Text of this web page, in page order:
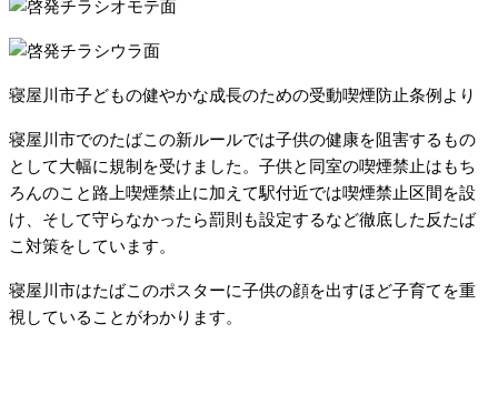
寝屋川市子どもの健やかな成長のための受動喫煙防止条例より
寝屋川市でのたばこの新ルールでは子供の健康を阻害するもの
として大幅に規制を受けました。子供と同室の喫煙禁止はもち
ろんのこと路上喫煙禁止に加えて駅付近では喫煙禁止区間を設
け、そして守らなかったら罰則も設定するなど徹底した反たば
こ対策をしています。
寝屋川市はたばこのポスターに子供の顔を出すほど子育てを重
視していることがわかります。